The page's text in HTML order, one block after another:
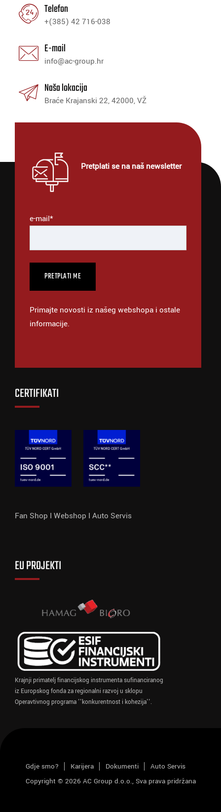
Telefon
+(385) 42 716-038
E-mail
info@ac-group.hr
Naša lokacija
Braće Krajanski 22, 42000, VŽ
Pretplati se na naš newsletter
e-mail*
Primajte novosti iz našeg webshopa i ostale
informacije.
CERTIFIKATI
Fan Shop I Webshop I Auto Servis
EU PROJEKTI
Krajnji primatelj financijskog instrumenta sufinanciranog
iz Europskog fonda za regionalni razvoj u sklopu
Operavtivnog programa ''konkurentnost i kohezija''.
Gdje smo? Karijera Dokumenti
Auto Servis
Copyright © 2026 AC Group d.o.o., Sva prava pridržana